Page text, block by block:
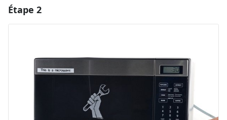
Annuler Publier un commentaire
Étape 2